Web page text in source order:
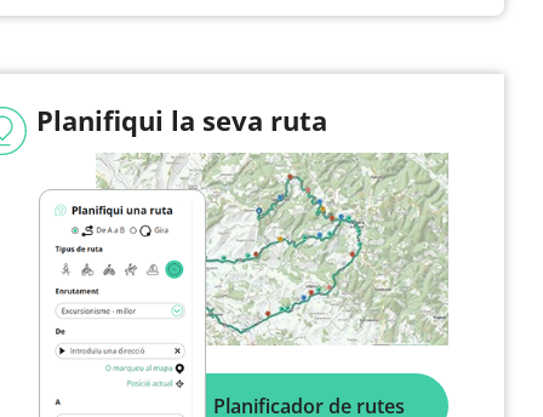
Planifiqui la seva ruta
Planificador de rutes